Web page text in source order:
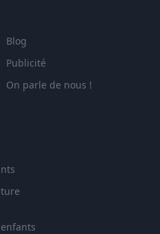
Blog
Publicité
On parle de nous !